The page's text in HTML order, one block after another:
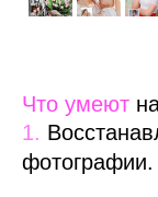
Что умеют
1.
фотографии.